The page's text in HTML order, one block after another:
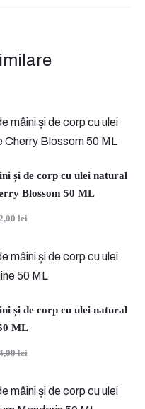
și de corp cu ulei natural
Blossom 50 ML
lei
și de corp cu ulei natural
ML
lei